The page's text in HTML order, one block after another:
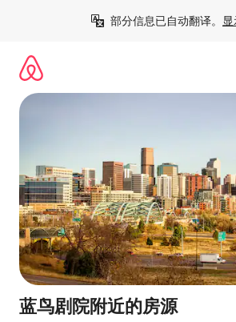
部分信息已自动翻译。
蓝鸟剧院附近的房源